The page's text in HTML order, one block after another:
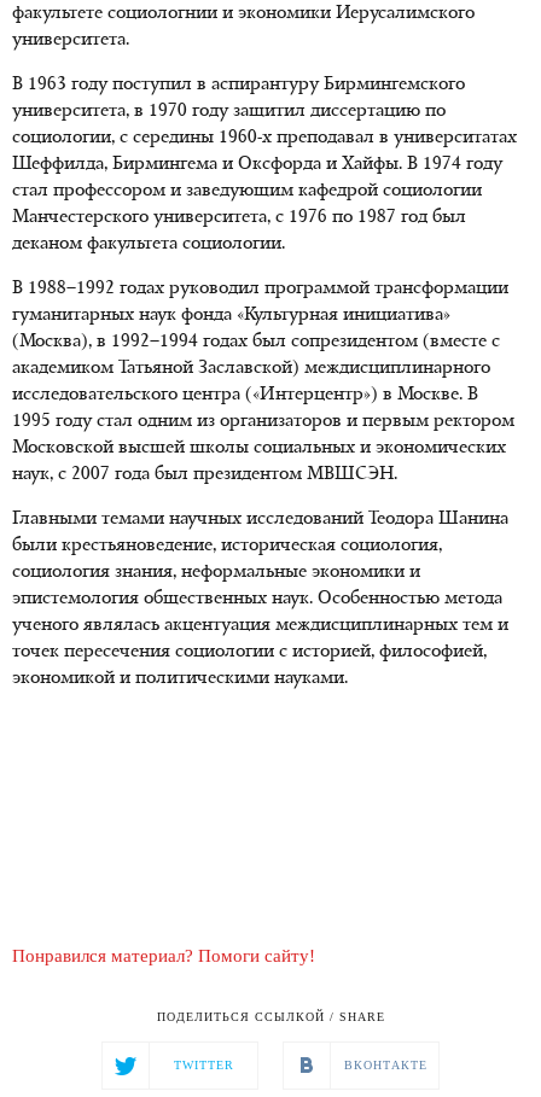
факультете социологнии и экономики Иерусалимского
университета.
В 1963 году поступил в аспирантуру Бирмингемского
университета, в 1970 году защитил диссертацию по
социологии, с середины 1960-х преподавал в университатах
Шеффилда, Бирмингема и Оксфорда и Хайфы. В 1974 году
стал профессором и заведующим кафедрой социологии
Манчестерского университета, с 1976 по 1987 год был
деканом факультета социологии.
В 1988–1992 годах руководил программой трансформации
гуманитарных наук фонда «Культурная инициатива»
(Москва), в 1992–1994 годах был сопрезидентом (вместе с
академиком Татьяной Заславской) междисциплинарного
исследовательского центра («Интерцентр») в Москве. В
1995 году стал одним из организаторов и первым ректором
Московской высшей школы социальных и экономических
наук, с 2007 года был президентом МВШСЭН.
Главными темами научных исследований Теодора Шанина
были крестьяноведение, историческая социология,
социология знания, неформальные экономики и
эпистемология общественных наук. Особенностью метода
ученого являлась акцентуация междисциплинарных тем и
точек пересечения социологии с историей, философией,
экономикой и политическими науками.
Понравился материал? Помоги сайту!
ПОДЕЛИТЬСЯ ССЫЛКОЙ / SHARE
TWITTER ВКОНТАКТЕ